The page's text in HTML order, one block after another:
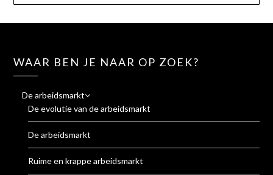
WAAR BEN JE NAAR OP ZOEK?
De arbeidsmarkt
De evolutie van de arbeidsmarkt
De arbeidsmarkt
Ruime en krappe arbeidsmarkt